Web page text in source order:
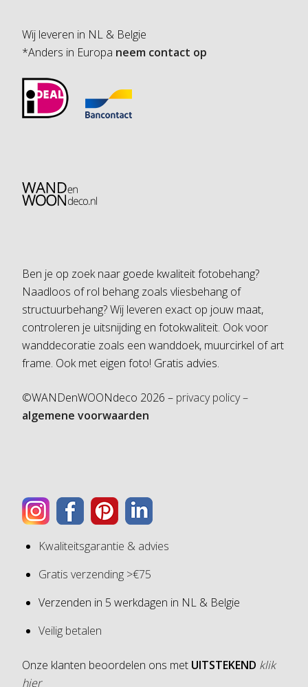
Wij leveren in NL & Belgie
*Anders in Europa neem contact op
Ben je op zoek naar goede kwaliteit fotobehang?
Naadloos of rol behang zoals vliesbehang of
structuurbehang? Wij leveren exact op jouw maat,
controleren je uitsnijding en fotokwaliteit. Ook voor
wanddecoratie zoals een wanddoek, muurcirkel of art
frame. Ook met eigen foto! Gratis advies.
©WANDenWOONdeco 2026 – privacy policy –
algemene voorwaarden
Kwaliteitsgarantie & advies
Gratis verzending >€75
Verzenden in 5 werkdagen in NL & Belgie
Veilig betalen
Onze klanten beoordelen ons met UITSTEKEND klik
hier